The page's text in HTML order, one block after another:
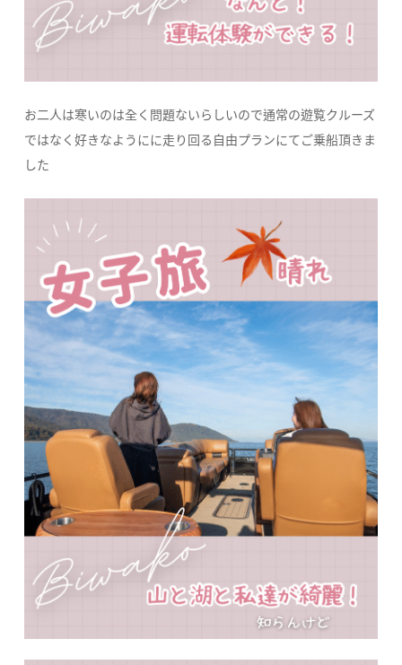
お二人は寒いのは全く問題ないらしいので通常の遊覧クルーズ
ではなく好きなようにに走り回る自由プランにてご乗船頂きま
した